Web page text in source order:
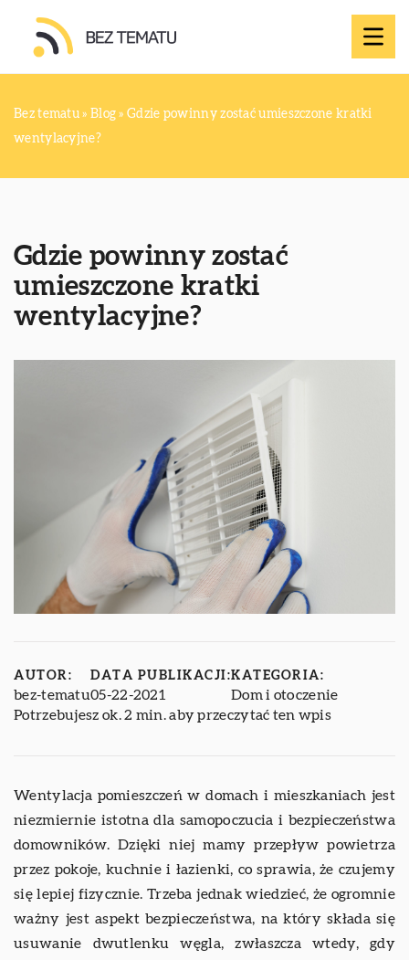
Bez tematu » Blog »Gdzie powinny zostać umieszczone kratki
wentylacyjne?
Gdzie powinny zostać
umieszczone kratki
wentylacyjne?
AUTOR:
bez-tematu
DATA PUBLIKACJI:
05-22-2021
KATEGORIA:
Dom i otoczenie
Potrzebujesz ok. 2 min. aby przeczytać ten wpis
Wentylacja pomieszczeń w domach i mieszkaniach jest
niezmiernie istotna dla samopoczucia i bezpieczeństwa
domowników. Dzięki niej mamy przepływ powietrza
przez pokoje, kuchnie i łazienki, co sprawia, że czujemy
się lepiej fizycznie. Trzeba jednak wiedzieć, że ogromnie
ważny jest aspekt bezpieczeństwa, na który składa się
usuwanie dwutlenku węgla, zwłaszcza wtedy, gdy